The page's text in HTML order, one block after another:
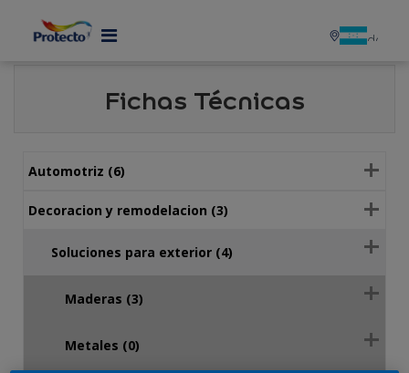
Fichas Técnicas
Automotriz (6)
Decoracion y remodelacion (3)
Soluciones para exterior (4)
Maderas (3)
Metales (0)